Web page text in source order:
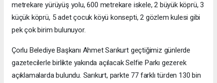
metrekare yürüyüş yolu, 600 metrekare iskele, 2 büyük köprü, 3
küçük köprü, 5 adet çocuk köyü konsepti, 2 gözlem kulesi gibi
pek çok birim bulunuyor.
Çorlu Belediye Başkanı Ahmet Sarıkurt geçtiğimiz günlerde
gazetecilerle birlikte yakında açılacak Selfie Parkı gezerek
açıklamalarda bulundu. Sarıkurt, parkte 77 farklı türden 130 bin